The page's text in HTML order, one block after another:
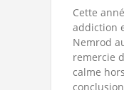
Cette
addiction
Nemrod
remercie
calme